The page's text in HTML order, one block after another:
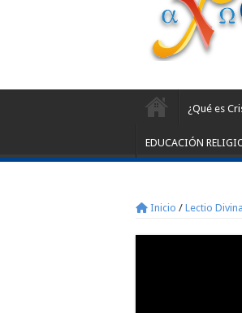
¿Qué es
EDUCACIÓN
Inicio / Lectio